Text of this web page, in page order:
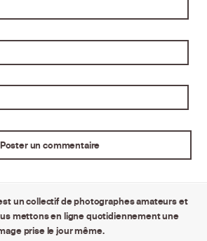
un collectif de photographes amateurs et
mettons en ligne quotidiennement une
prise le jour même.